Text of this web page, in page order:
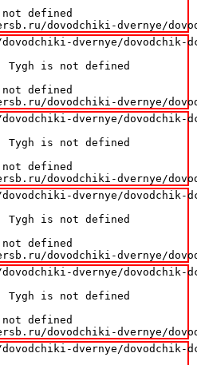
defined
dovodchiki-dvernye/
dvernye/dovodchik-
Tygh is not defined
defined
dovodchiki-dvernye/
dvernye/dovodchik-
Tygh is not defined
defined
dovodchiki-dvernye/
dvernye/dovodchik-
Tygh is not defined
defined
dovodchiki-dvernye/
dvernye/dovodchik-
Tygh is not defined
defined
dovodchiki-dvernye/
dvernye/dovodchik-